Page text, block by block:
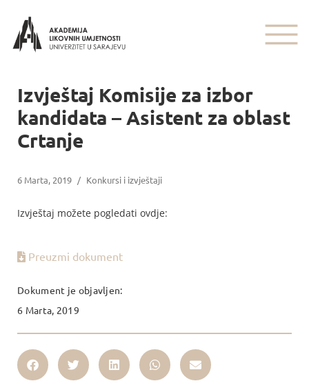
Izvještaj Komisije za izbor
kandidata – Asistent za oblast
Crtanje
6 Marta, 2019 / Konkursi i izvještaji
Izvještaj možete pogledati ovdje:
Preuzmi dokument
Dokument je objavljen:
6 Marta, 2019